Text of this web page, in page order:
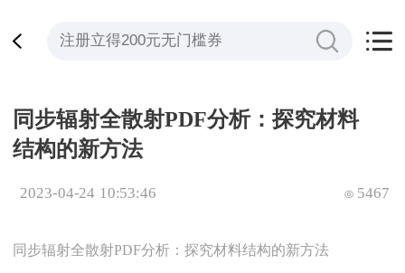
同步辐射全散射PDF分析：探究材料
结构的新方法
2023-04-24 10:53:46 5467
同步辐射全散射PDF分析：探究材料结构的新方法